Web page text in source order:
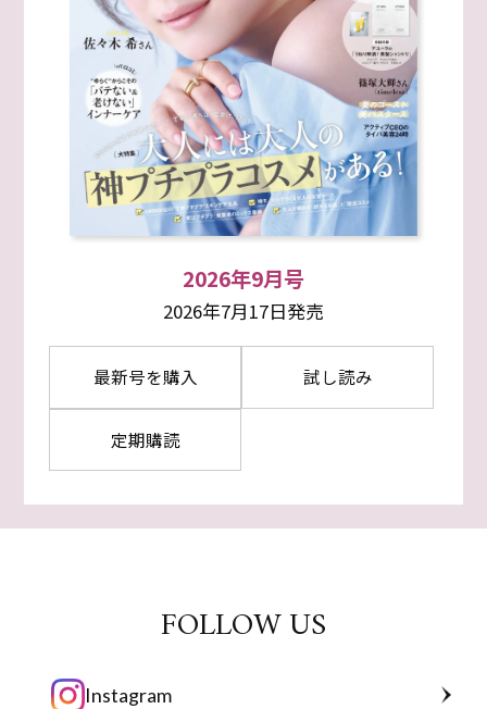
2026年9月号
2026年7月17日発売
最新号を購入 試し読み
定期購読
FOLLOW US
Instagram